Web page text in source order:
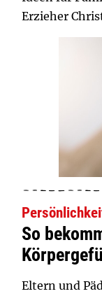
Erzieher
So
Eltern und